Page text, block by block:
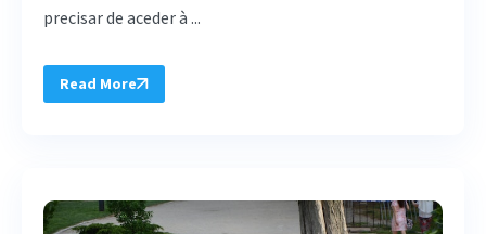
precisar de aceder à ...
Read More